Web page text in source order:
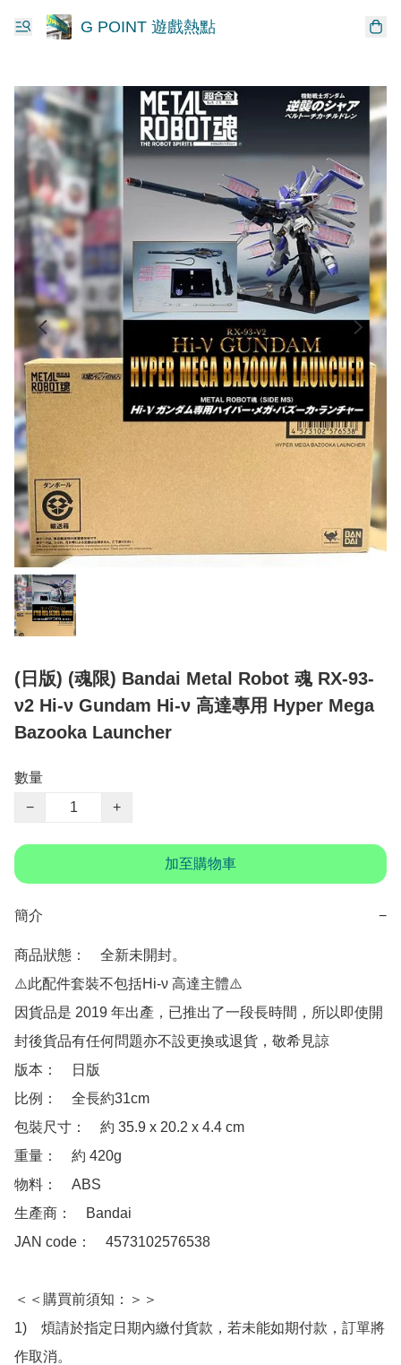
G POINT 遊戲熱點
(日版) (魂限) Bandai Metal Robot 魂 RX-93-
ν2 Hi-ν Gundam Hi-ν 高達專用 Hyper Mega
Bazooka Launcher
數量
−
+
加至購物車
簡介 −
商品狀態：　全新未開封。
⚠️此配件套裝不包括Hi-ν 高達主體⚠️
因貨品是 2019 年出產，已推出了一段長時間，所以即使開
封後貨品有任何問題亦不設更換或退貨，敬希見諒
版本：　日版
比例：　全長約31cm
包裝尺寸：　約 ‎35.9 x 20.2 x 4.4 cm
重量：　約 420g
物料：　ABS
生產商：　Bandai
JAN code：　4573102576538
＜＜購買前須知：＞＞
1)　煩請於指定日期內繳付貨款，若未能如期付款，訂單將
作取消。